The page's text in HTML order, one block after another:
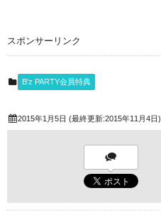
スポンサーリンク
B'z PARTY会員特典
2015年1月5日 (最終更新:2015年11月4日)